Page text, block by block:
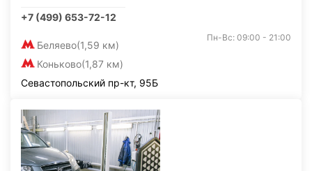
+7 (499) 653-72-12
Беляево(1,59 км)
Коньково(1,87 км)
Пн-Вс: 09:00 - 21:00
Севастопольский пр-кт, 95Б